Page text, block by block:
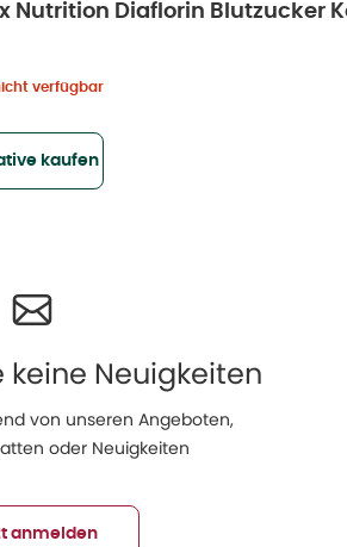
Nutrition Diaflorin Blutzucker
verfügbar
kaufen
keine Neuigkeiten
von unseren Angeboten,
oder Neuigkeiten
anmelden